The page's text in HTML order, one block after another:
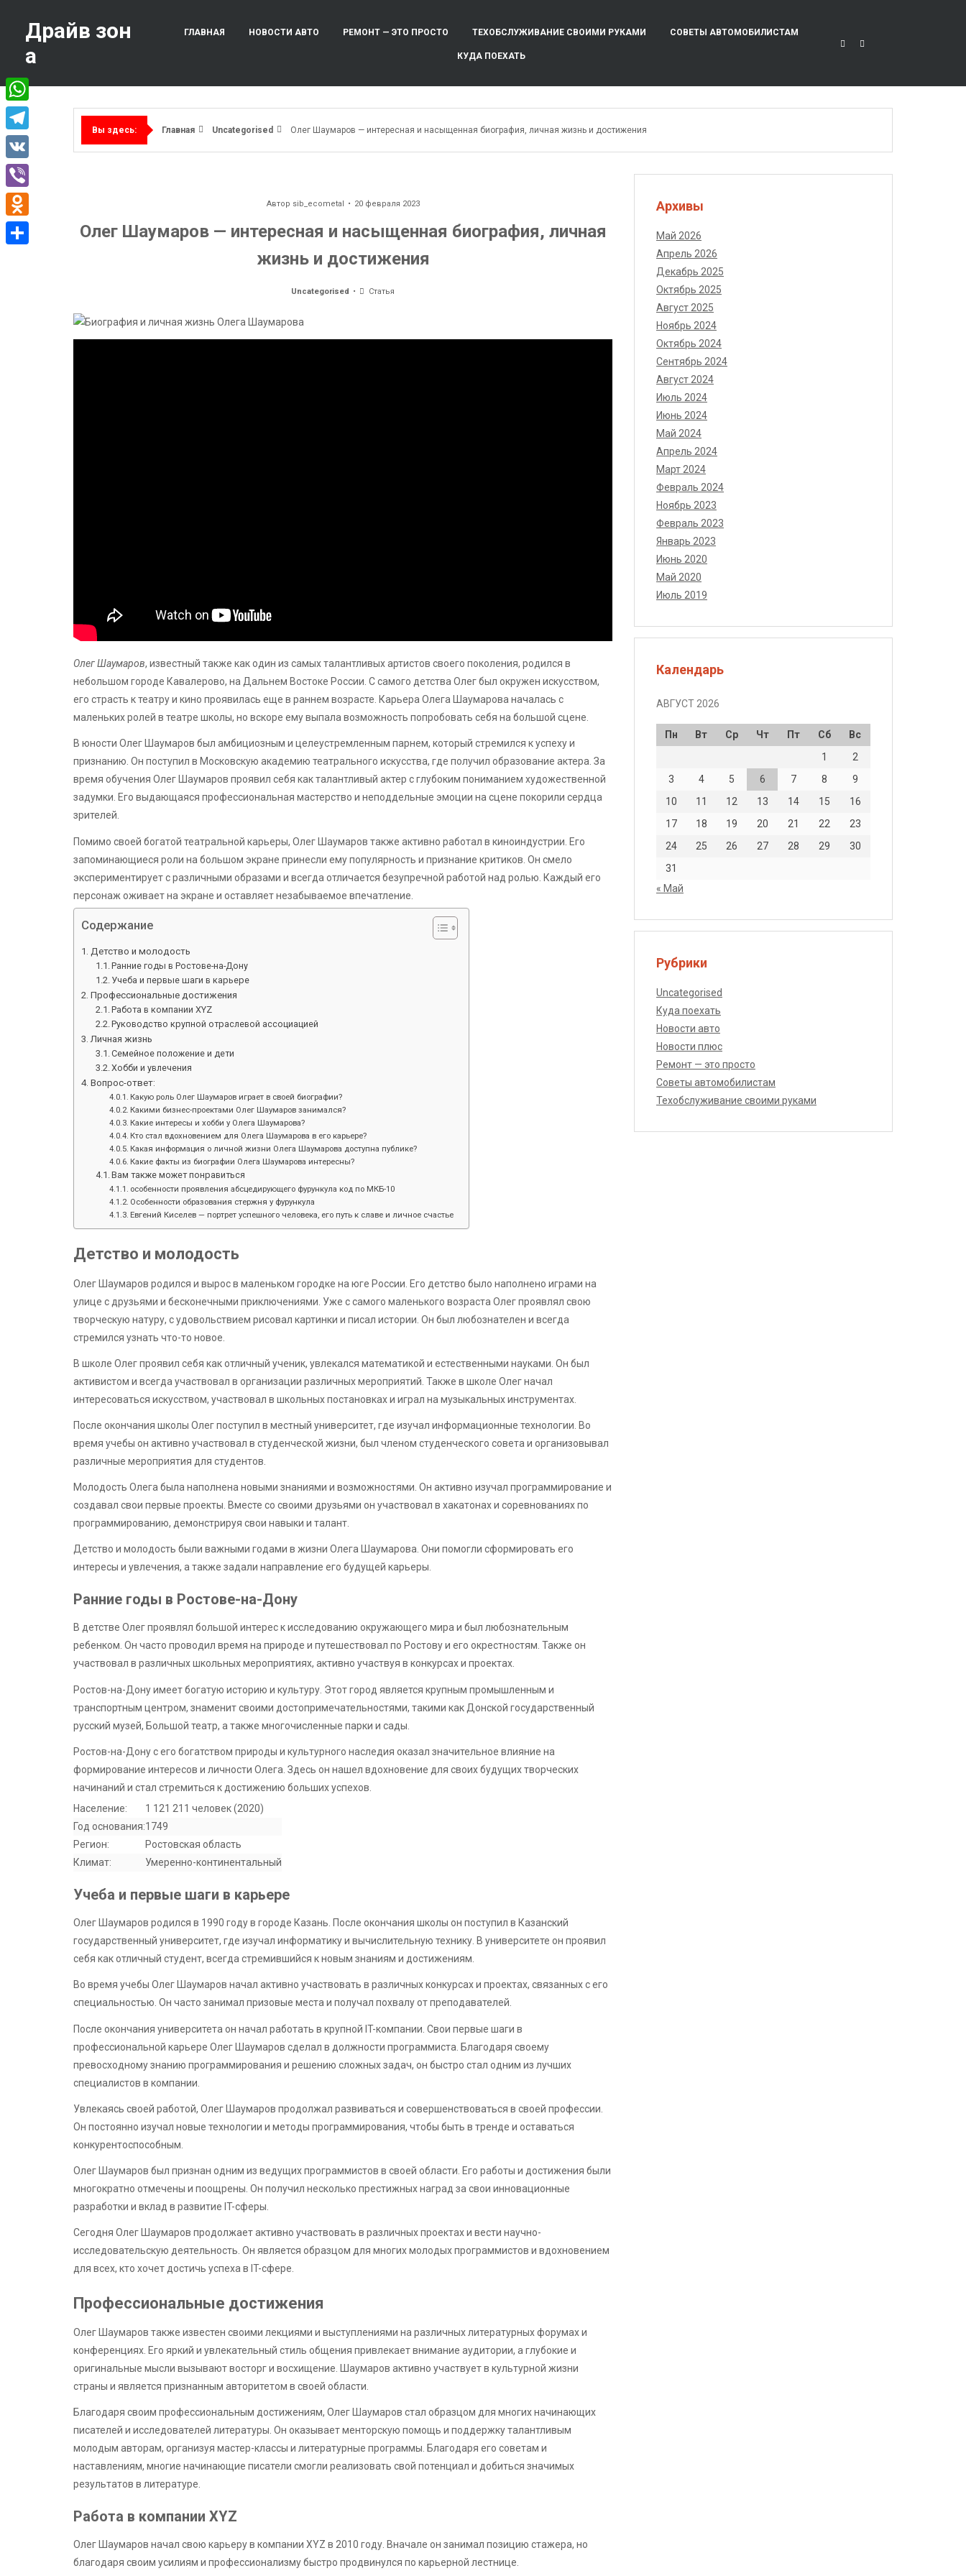
содержимому
Драйв зон
а
ГЛАВНАЯ НОВОСТИ АВТО РЕМОНТ — ЭТО ПРОСТО ТЕХОБСЛУЖИВАНИЕ СВОИМИ РУКАМИ СОВЕТЫ АВТОМОБИЛИСТАМ
КУДА ПОЕХАТЬ
Вы здесь: Главная Uncategorised Олег Шаумаров — интересная и насыщенная биография, личная жизнь и достижения
Автор sib_ecometal 20 февраля 2023
Олег Шаумаров — интересная и насыщенная биография, личная
жизнь и достижения
Uncategorised Статья
Олег Шаумаров, известный также как один из самых талантливых артистов своего поколения, родился в
небольшом городе Кавалерово, на Дальнем Востоке России. С самого детства Олег был окружен искусством,
его страсть к театру и кино проявилась еще в раннем возрасте. Карьера Олега Шаумарова началась с
маленьких ролей в театре школы, но вскоре ему выпала возможность попробовать себя на большой сцене.
В юности Олег Шаумаров был амбициозным и целеустремленным парнем, который стремился к успеху и
признанию. Он поступил в Московскую академию театрального искусства, где получил образование актера. За
время обучения Олег Шаумаров проявил себя как талантливый актер с глубоким пониманием художественной
задумки. Его выдающаяся профессиональная мастерство и неподдельные эмоции на сцене покорили сердца
зрителей.
Помимо своей богатой театральной карьеры, Олег Шаумаров также активно работал в киноиндустрии. Его
запоминающиеся роли на большом экране принесли ему популярность и признание критиков. Он смело
экспериментирует с различными образами и всегда отличается безупречной работой над ролью. Каждый его
персонаж оживает на экране и оставляет незабываемое впечатление.
Содержание
Детство и молодость
Ранние годы в Ростове-на-Дону
Учеба и первые шаги в карьере
Профессиональные достижения
Работа в компании XYZ
Руководство крупной отраслевой ассоциацией
Личная жизнь
Семейное положение и дети
Хобби и увлечения
Вопрос-ответ:
Какую роль Олег Шаумаров играет в своей биографии?
Какими бизнес-проектами Олег Шаумаров занимался?
Какие интересы и хобби у Олега Шаумарова?
Кто стал вдохновением для Олега Шаумарова в его карьере?
Какая информация о личной жизни Олега Шаумарова доступна публике?
Какие факты из биографии Олега Шаумарова интересны?
Вам также может понравиться
особенности проявления абсцедирующего фурункула код по МКБ-10
Особенности образования стержня у фурункула
Евгений Киселев — портрет успешного человека, его путь к славе и личное счастье
Детство и молодость
Олег Шаумаров родился и вырос в маленьком городке на юге России. Его детство было наполнено играми на
улице с друзьями и бесконечными приключениями. Уже с самого маленького возраста Олег проявлял свою
творческую натуру, с удовольствием рисовал картинки и писал истории. Он был любознателен и всегда
стремился узнать что-то новое.
В школе Олег проявил себя как отличный ученик, увлекался математикой и естественными науками. Он был
активистом и всегда участвовал в организации различных мероприятий. Также в школе Олег начал
интересоваться искусством, участвовал в школьных постановках и играл на музыкальных инструментах.
После окончания школы Олег поступил в местный университет, где изучал информационные технологии. Во
время учебы он активно участвовал в студенческой жизни, был членом студенческого совета и организовывал
различные мероприятия для студентов.
Молодость Олега была наполнена новыми знаниями и возможностями. Он активно изучал программирование и
создавал свои первые проекты. Вместе со своими друзьями он участвовал в хакатонах и соревнованиях по
программированию, демонстрируя свои навыки и талант.
Детство и молодость были важными годами в жизни Олега Шаумарова. Они помогли сформировать его
интересы и увлечения, а также задали направление его будущей карьеры.
Ранние годы в Ростове-на-Дону
В детстве Олег проявлял большой интерес к исследованию окружающего мира и был любознательным
ребенком. Он часто проводил время на природе и путешествовал по Ростову и его окрестностям. Также он
участвовал в различных школьных мероприятиях, активно участвуя в конкурсах и проектах.
Ростов-на-Дону имеет богатую историю и культуру. Этот город является крупным промышленным и
транспортным центром, знаменит своими достопримечательностями, такими как Донской государственный
русский музей, Большой театр, а также многочисленные парки и сады.
Ростов-на-Дону с его богатством природы и культурного наследия оказал значительное влияние на
формирование интересов и личности Олега. Здесь он нашел вдохновение для своих будущих творческих
начинаний и стал стремиться к достижению больших успехов.
Население:
1 121 211 человек (2020)
Год основания:1749
Регион:
Ростовская область
Климат:
Умеренно-континентальный
Учеба и первые шаги в карьере
Олег Шаумаров родился в 1990 году в городе Казань. После окончания школы он поступил в Казанский
государственный университет, где изучал информатику и вычислительную технику. В университете он проявил
себя как отличный студент, всегда стремившийся к новым знаниям и достижениям.
Во время учебы Олег Шаумаров начал активно участвовать в различных конкурсах и проектах, связанных с его
специальностью. Он часто занимал призовые места и получал похвалу от преподавателей.
После окончания университета он начал работать в крупной IT-компании. Свои первые шаги в
профессиональной карьере Олег Шаумаров сделал в должности программиста. Благодаря своему
превосходному знанию программирования и решению сложных задач, он быстро стал одним из лучших
специалистов в компании.
Увлекаясь своей работой, Олег Шаумаров продолжал развиваться и совершенствоваться в своей профессии.
Он постоянно изучал новые технологии и методы программирования, чтобы быть в тренде и оставаться
конкурентоспособным.
Олег Шаумаров был признан одним из ведущих программистов в своей области. Его работы и достижения были
многократно отмечены и поощрены. Он получил несколько престижных наград за свои инновационные
разработки и вклад в развитие IT-сферы.
Сегодня Олег Шаумаров продолжает активно участвовать в различных проектах и вести научно-
исследовательскую деятельность. Он является образцом для многих молодых программистов и вдохновением
для всех, кто хочет достичь успеха в IT-сфере.
Профессиональные достижения
Олег Шаумаров также известен своими лекциями и выступлениями на различных литературных форумах и
конференциях. Его яркий и увлекательный стиль общения привлекает внимание аудитории, а глубокие и
оригинальные мысли вызывают восторг и восхищение. Шаумаров активно участвует в культурной жизни
страны и является признанным авторитетом в своей области.
Благодаря своим профессиональным достижениям, Олег Шаумаров стал образцом для многих начинающих
писателей и исследователей литературы. Он оказывает менторскую помощь и поддержку талантливым
молодым авторам, организуя мастер-классы и литературные программы. Благодаря его советам и
наставлениям, многие начинающие писатели смогли реализовать свой потенциал и добиться значимых
результатов в литературе.
Работа в компании XYZ
Олег Шаумаров начал свою карьеру в компании XYZ в 2010 году. Вначале он занимал позицию стажера, но
благодаря своим усилиям и профессионализму быстро продвинулся по карьерной лестнице.
Архивы
Май 2026
Апрель 2026
Декабрь 2025
Октябрь 2025
Август 2025
Ноябрь 2024
Октябрь 2024
Сентябрь 2024
Август 2024
Июль 2024
Июнь 2024
Май 2024
Апрель 2024
Март 2024
Февраль 2024
Ноябрь 2023
Февраль 2023
Январь 2023
Июнь 2020
Май 2020
Июль 2019
Календарь
АВГУСТ 2026
Пн Вт Ср Чт Пт Сб
Вс
1
2
3
4 5 6 7 8
9
10
11 12 13 14 15
16
17
18 19 20 21 22
23
24
25 26 27 28 29
30
31
« Май
Рубрики
Uncategorised
Куда поехать
Новости авто
Новости плюс
Ремонт — это просто
Советы автомобилистам
Техобслуживание своими руками
WhatsApp
Telegram
VK
Viber
Odnoklassniki